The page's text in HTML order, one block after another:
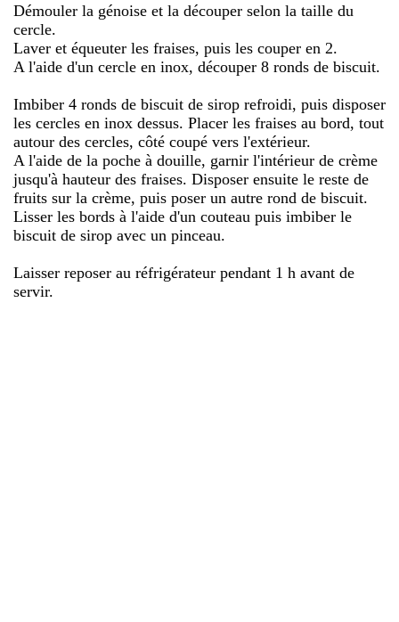
Démouler la génoise et la découper selon la taille du
cercle.
Laver et équeuter les fraises, puis les couper en 2.
A l'aide d'un cercle en inox, découper 8 ronds de biscuit.
Imbiber 4 ronds de biscuit de sirop refroidi, puis disposer
les cercles en inox dessus. Placer les fraises au bord, tout
autour des cercles, côté coupé vers l'extérieur.
A l'aide de la poche à douille, garnir l'intérieur de crème
jusqu'à hauteur des fraises. Disposer ensuite le reste de
fruits sur la crème, puis poser un autre rond de biscuit.
Lisser les bords à l'aide d'un couteau puis imbiber le
biscuit de sirop avec un pinceau.
Laisser reposer au réfrigérateur pendant 1 h avant de
servir.